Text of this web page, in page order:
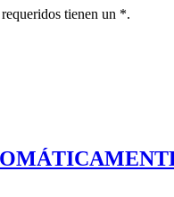
tienen un *.